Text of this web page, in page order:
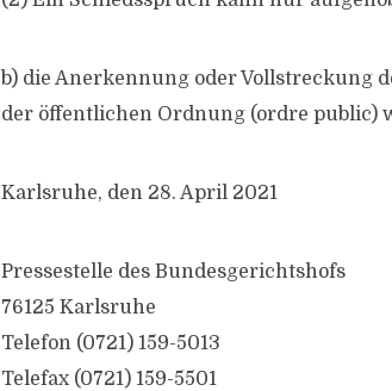
b) die Anerkennung oder Vollstreckung
der öffentlichen Ordnung (ordre public)
Karlsruhe, den 28. April 2021
Pressestelle des Bundesgerichtshofs
76125 Karlsruhe
Telefon (0721) 159-5013
Telefax (0721) 159-5501